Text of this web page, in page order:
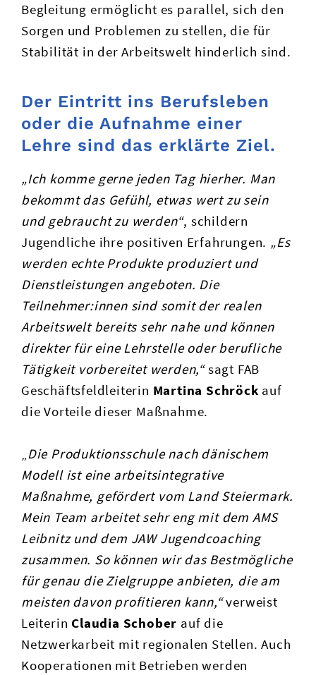
Begleitung ermöglicht es parallel, sich den
Sorgen und Problemen zu stellen, die für
Stabilität in der Arbeitswelt hinderlich sind.
Der Eintritt ins Berufsleben
oder die Aufnahme einer
Lehre sind das erklärte Ziel.
„Ich komme gerne jeden Tag hierher. Man
bekommt das Gefühl, etwas wert zu sein
und gebraucht zu werden“, schildern
Jugendliche ihre positiven Erfahrungen. „Es
werden echte Produkte produziert und
Dienstleistungen angeboten. Die
Teilnehmer:innen sind somit der realen
Arbeitswelt bereits sehr nahe und können
direkter für eine Lehrstelle oder berufliche
Tätigkeit vorbereitet werden,“sagt FAB
Geschäftsfeldleiterin Martina Schröck auf
die Vorteile dieser Maßnahme.
„Die Produktionsschule nach dänischem
Modell ist eine arbeitsintegrative
Maßnahme, gefördert vom Land Steiermark.
Mein Team arbeitet sehr eng mit dem AMS
Leibnitz und dem JAW Jugendcoaching
zusammen. So können wir das Bestmögliche
für genau die Zielgruppe anbieten, die am
meisten davon profitieren kann,“verweist
Leiterin Claudia Schober auf die
Netzwerkarbeit mit regionalen Stellen. Auch
Kooperationen mit Betrieben werden